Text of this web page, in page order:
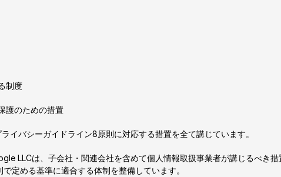
制度
護のための措置
イバシーガイドライン8原則に対応する措置を全て講じています。
LLCは、子会社・関連会社を含めて個人情報取扱事業者が講じるべき
定める基準に適合する体制を整備しています。